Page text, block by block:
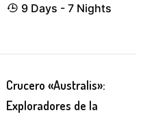
9 Days - 7 Nights
Crucero «Australis»:
Exploradores de la